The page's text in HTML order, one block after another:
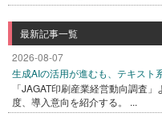
最新記事一覧
2026-08-07
生成AIの活用が進むも、テキスト
「JAGAT印刷産業経営動向調査
度、導入意向を紹介する。 ...